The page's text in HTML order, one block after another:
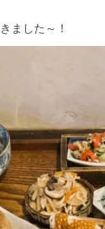
ました～！